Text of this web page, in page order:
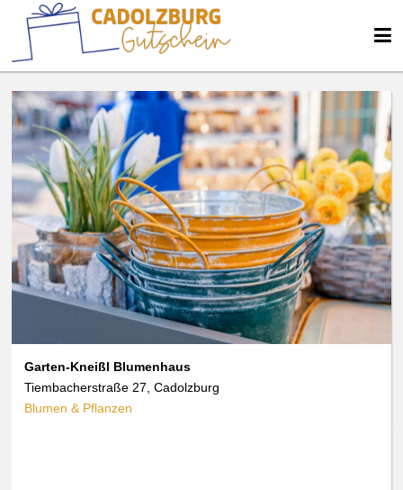
Garten-Kneißl Blumenhaus
Tiembacherstraße 27, Cadolzburg
Blumen & Pflanzen